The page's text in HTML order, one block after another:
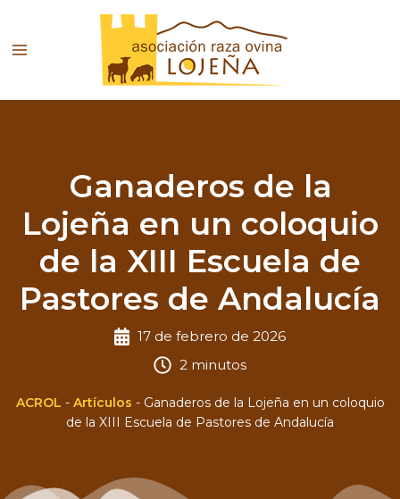
contenido
Ganaderos de la
Lojeña en un coloquio
de la XIII Escuela de
Pastores de Andalucía
17 de febrero de 2026
2 minutos
ACROL - Artículos - Ganaderos de la Lojeña en un coloquio
de la XIII Escuela de Pastores de Andalucía